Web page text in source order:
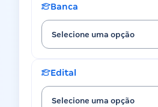
Banca
Selecione uma opção
Edital
Selecione uma opção